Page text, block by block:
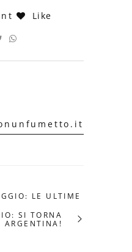
Like
LE ULTIME
SI TORNA
ARGENTINA!